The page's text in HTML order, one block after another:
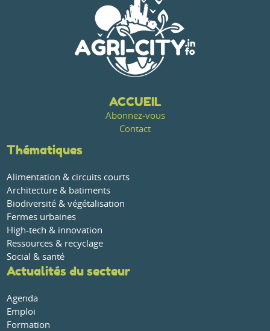
ACCUEIL
Abonnez-vous
Contact
Thématiques
Alimentation & circuits courts
Architecture & batiments
Biodiversité & végétalisation
Fermes urbaines
High-tech & innovation
Ressources & recyclage
Social & santé
Actualités du secteur
Agenda
Emploi
Formation